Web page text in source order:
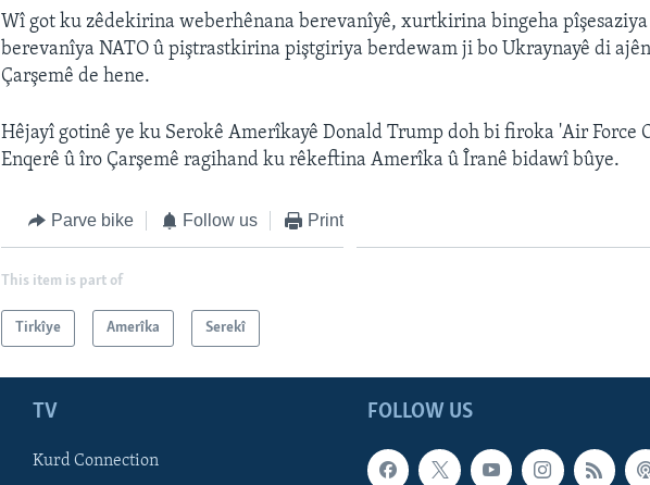
Wî got ku zêdekirina weberhênana berevanîyê, xurtkirina bingeha pîşesaziya
berevanîya NATO û piştrastkirina piştgiriya berdewam ji bo Ukraynayê di
Çarşemê de hene.
Hêjayî gotinê ye ku Serokê Amerîkayê Donald Trump doh bi firoka 'Air Force
Enqerê û îro Çarşemê ragihand ku rêkeftina Amerîka û Îranê bidawî bûye.
Parve bike Follow us Print
This item is part of
Tirkîye Amerîka Serekî
FOLLOW US
TV
Kurd Connection